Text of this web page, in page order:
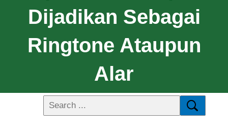
Dijadikan Sebagai
Ringtone Ataupun
Alar